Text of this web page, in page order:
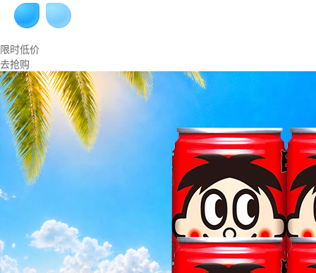
限时低价
去抢购